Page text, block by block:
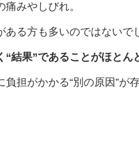
みやしびれ。
ある方も多いのではないで
“結果”であることがほとん
担がかかる“別の原因”が